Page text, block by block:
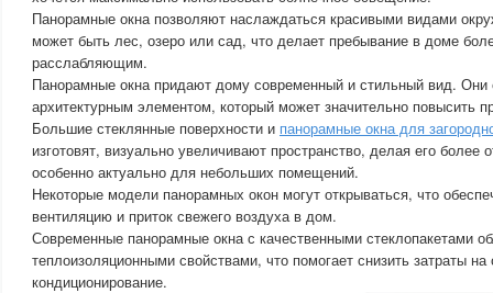
Панорамные окна позволяют наслаждаться красивыми видами
может быть лес, озеро или сад, что делает пребывание в доме
расслабляющим.
Панорамные окна придают дому современный и стильный вид. Они
архитектурным элементом, который может значительно повысить
Большие стеклянные поверхности и панорамные окна для
изготовят, визуально увеличивают пространство, делая его
особенно актуально для небольших помещений.
Некоторые модели панорамных окон могут открываться, что
вентиляцию и приток свежего воздуха в дом.
Современные панорамные окна с качественными стеклопакетами
теплоизоляционными свойствами, что помогает снизить затраты на
кондиционирование.